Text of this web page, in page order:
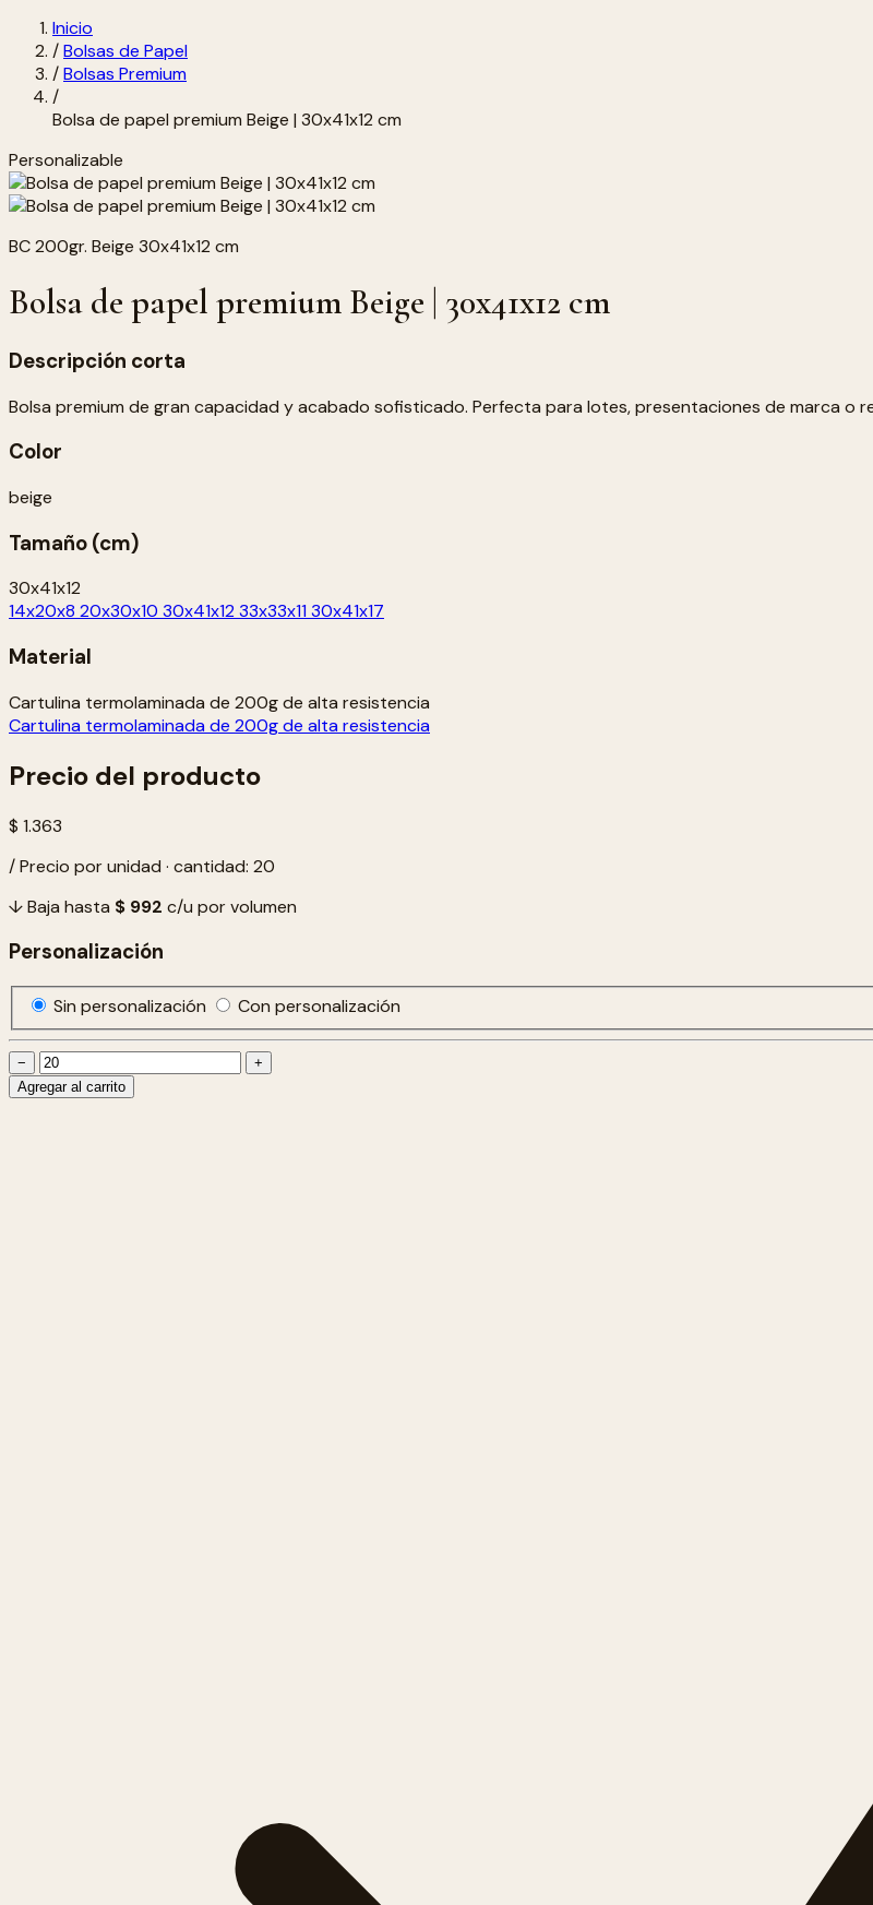
Inicio
/Bolsas de Papel
/Bolsas Premium
/
Bolsa de papel premium Beige | 30x41x12 cm
Personalizable
BC 200gr. Beige 30x41x12 cm
Bolsa de papel premium Beige | 30x41x12 cm
Descripción corta
Bolsa premium de gran capacidad y acabado sofisticado. Perfecta para lotes, presentaciones de marca o
Color
beige
Tamaño (cm)
30x41x12
14x20x8 20x30x10 30x41x12 33x33x11 30x41x17
Material
Cartulina termolaminada de 200g de alta resistencia
Cartulina termolaminada de 200g de alta resistencia
Precio del producto
$ 1.363
/ Precio por unidad · cantidad: 20
↓ Baja hasta $ 992 c/u por volumen
Personalización
Sin personalización Con personalización
−
+
Agregar al carrito